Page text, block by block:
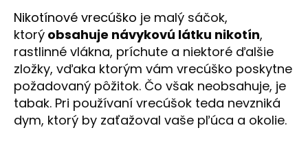
Nikotínové vrecúško je malý sáčok,
ktorý obsahuje návykovú látku nikotín,
rastlinné vlákna, príchute a niektoré ďalšie
zložky, vďaka ktorým vám vrecúško poskytne
požadovaný pôžitok. Čo však neobsahuje, je
tabak. Pri používaní vrecúšok teda nevzniká
dym, ktorý by zaťažoval vaše pľúca a okolie.
á
j
s
ť
?